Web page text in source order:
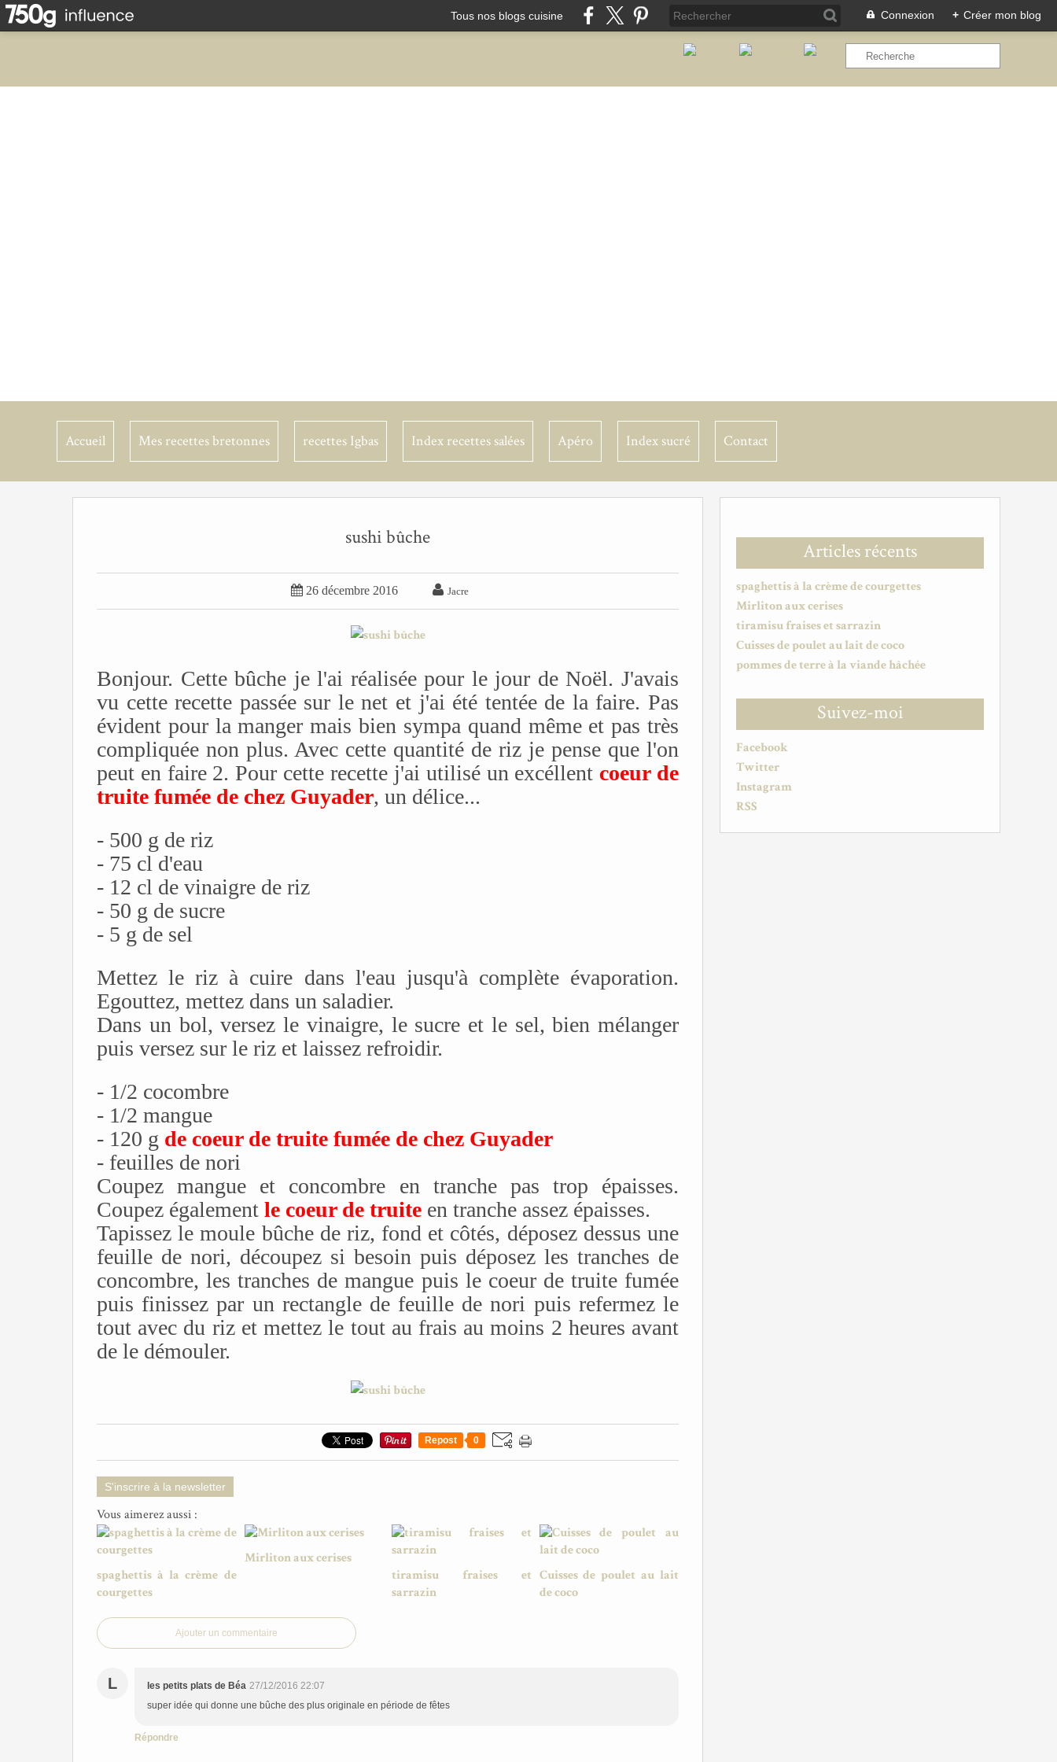
Tous nos blogs cuisine Connexion + Créer mon blog
Accueil Mes recettes bretonnes recettes Igbas Index recettes salées Apéro Index sucré Contact
Articles récents
spaghettis à la crème de courgettes
Mirliton aux cerises
tiramisu fraises et sarrazin
Cuisses de poulet au lait de coco
pommes de terre à la viande hâchée
Suivez-moi
Facebook
Twitter
Instagram
RSS
sushi bûche
 26 décembre 2016  Jacre
Bonjour. Cette bûche je l'ai réalisée pour le jour de Noël. J'avais
vu cette recette passée sur le net et j'ai été tentée de la faire. Pas
évident pour la manger mais bien sympa quand même et pas très
compliquée non plus. Avec cette quantité de riz je pense que l'on
peut en faire 2. Pour cette recette j'ai utilisé un excéllent coeur de
truite fumée de chez Guyader, un délice...
- 500 g de riz
- 75 cl d'eau
- 12 cl de vinaigre de riz
- 50 g de sucre
- 5 g de sel
Mettez le riz à cuire dans l'eau jusqu'à complète évaporation.
Egouttez, mettez dans un saladier.
Dans un bol, versez le vinaigre, le sucre et le sel, bien mélanger
puis versez sur le riz et laissez refroidir.
- 1/2 cocombre
- 1/2 mangue
- 120 g de coeur de truite fumée de chez Guyader
- feuilles de nori
Coupez mangue et concombre en tranche pas trop épaisses.
Coupez également le coeur de truite en tranche assez épaisses.
Tapissez le moule bûche de riz, fond et côtés, déposez dessus une
feuille de nori, découpez si besoin puis déposez les tranches de
concombre, les tranches de mangue puis le coeur de truite fumée
puis finissez par un rectangle de feuille de nori puis refermez le
tout avec du riz et mettez le tout au frais au moins 2 heures avant
de le démouler.
Repost 0
S'inscrire à la newsletter
Vous aimerez aussi :
spaghettis à la crème de
courgettes
Mirliton aux cerises
tiramisu fraises et
sarrazin
Cuisses de poulet au lait
de coco
Ajouter un commentaire
L les petits plats de Béa 27/12/2016 22:07
super idée qui donne une bûche des plus originale en période de fêtes
Répondre